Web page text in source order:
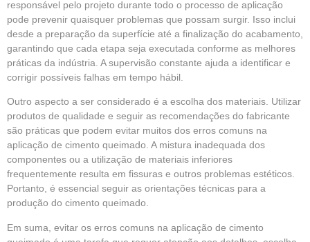
responsável pelo projeto durante todo o processo de aplicação
pode prevenir quaisquer problemas que possam surgir. Isso inclui
desde a preparação da superfície até a finalização do acabamento,
garantindo que cada etapa seja executada conforme as melhores
práticas da indústria. A supervisão constante ajuda a identificar e
corrigir possíveis falhas em tempo hábil.
Outro aspecto a ser considerado é a escolha dos materiais. Utilizar
produtos de qualidade e seguir as recomendações do fabricante
são práticas que podem evitar muitos dos erros comuns na
aplicação de cimento queimado. A mistura inadequada dos
componentes ou a utilização de materiais inferiores
frequentemente resulta em fissuras e outros problemas estéticos.
Portanto, é essencial seguir as orientações técnicas para a
produção do cimento queimado.
Em suma, evitar os erros comuns na aplicação de cimento